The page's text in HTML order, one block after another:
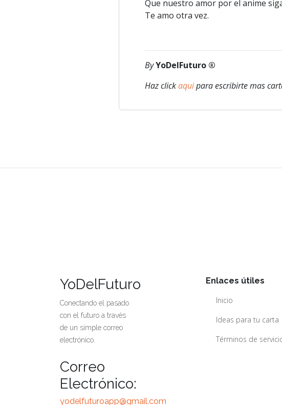
Que nuestro amor por el anime
Te amo otra vez.
ByYoDelFuturo ®
Haz clickaquipara escribirte mas
YoDelFuturo
Conectando el pasado
con el futuro a través
de un simple correo
electrónico.
Correo
Electrónico:
yodelfuturoapp@gmail.com
Enlaces útiles
Inicio
Ideas para tu carta
Términos de